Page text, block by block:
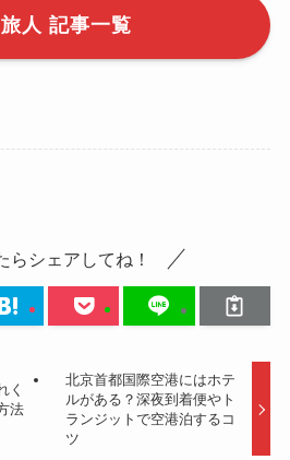
人 記事一覧
らシェアしてね！
く
法
北京首都国際空港にはホテ
ルがある？深夜到着便やト
ランジットで空港泊するコ
ツ